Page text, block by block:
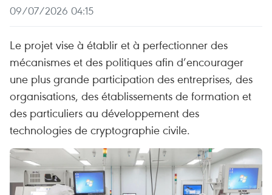
09/07/2026 04:15
Le projet vise à établir et à perfectionner des
mécanismes et des politiques afin d’encourager
une plus grande participation des entreprises, des
organisations, des établissements de formation et
des particuliers au développement des
technologies de cryptographie civile.